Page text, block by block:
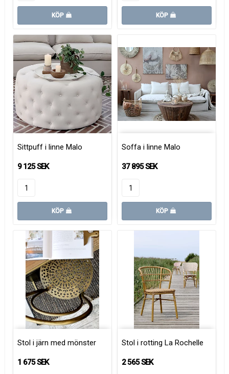
KÖP KÖP
Sittpuff i linne Malo
9 125 SEK
KÖP
Soffa i linne Malo
37 895 SEK
KÖP
Stol i järn med mönster
1 675 SEK
Stol i rotting La Rochelle
2 565 SEK